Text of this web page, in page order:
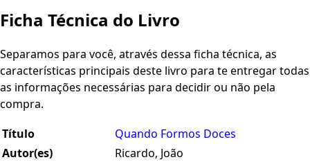
Ficha Técnica do Livro
Separamos para você, através dessa ficha técnica, as
características principais deste livro para te entregar todas
as informações necessárias para decidir ou não pela
compra.
Título
Quando Formos Doces
Autor(es)
Ricardo, João